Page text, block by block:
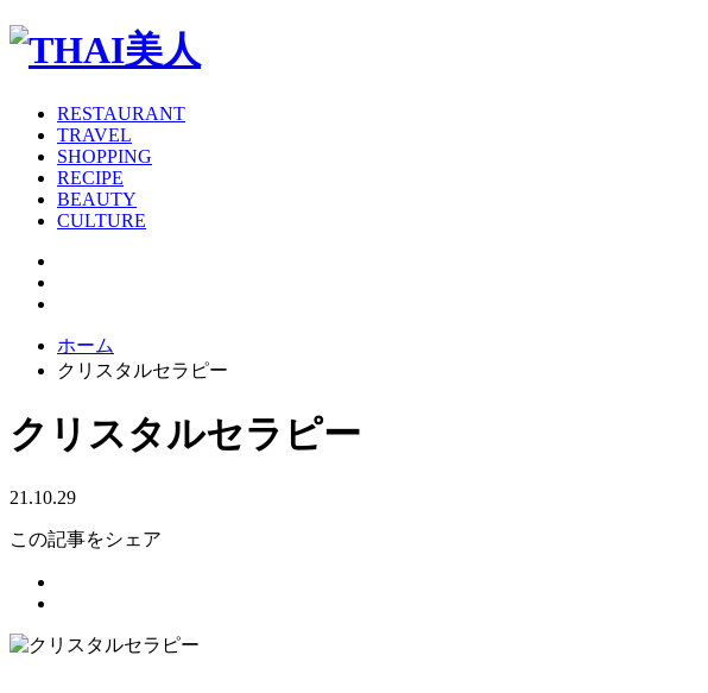
RESTAURANT
TRAVEL
SHOPPING
RECIPE
BEAUTY
CULTURE
ホーム
クリスタルセラピー
クリスタルセラピー
21.10.29
この記事をシェア